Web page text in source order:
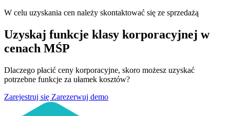
W celu uzyskania cen należy skontaktować się ze sprzedażą
Uzyskaj funkcje klasy korporacyjnej w
cenach MŚP
Dlaczego płacić ceny korporacyjne, skoro możesz uzyskać
potrzebne funkcje za ułamek kosztów?
Zarejestruj się Zarezerwuj demo